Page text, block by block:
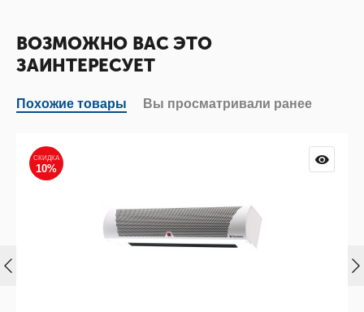
ВОЗМОЖНО ВАС ЭТО
ЗАИНТЕРЕСУЕТ
Похожие товары Вы просматривали ранее
СКИДКА
10%